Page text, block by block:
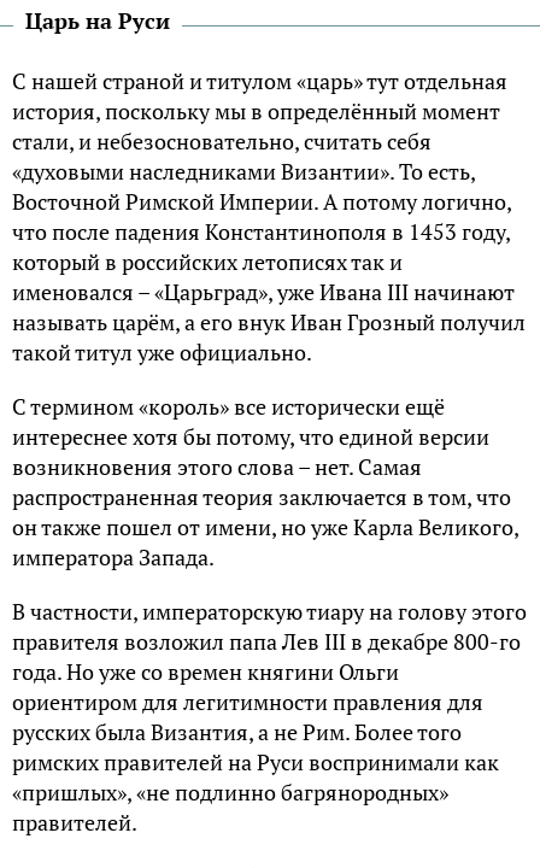
Царь на Руси
С нашей страной и титулом «царь» тут отдельная
история, поскольку мы в определённый момент
стали, и небезосновательно, считать себя
«духовыми наследниками Византии». То есть,
Восточной Римской Империи. А потому логично,
что после падения Константинополя в 1453 году,
который в российских летописях так и
именовался – «Царьград», уже Ивана III начинают
называть царём, а его внук Иван Грозный получил
такой титул уже официально.
С термином «король» все исторически ещё
интереснее хотя бы потому, что единой версии
возникновения этого слова – нет. Самая
распространенная теория заключается в том, что
он также пошел от имени, но уже Карла Великого,
императора Запада.
В частности, императорскую тиару на голову этого
правителя возложил папа Лев III в декабре 800-го
года. Но уже со времен княгини Ольги
ориентиром для легитимности правления для
русских была Византия, а не Рим. Более того
римских правителей на Руси воспринимали как
«пришлых», «не подлинно багрянородных»
правителей.